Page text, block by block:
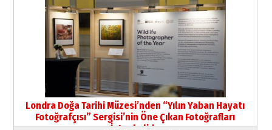
Yıldırım Gündoğdu
HAVVA’NIN ÜÇ KIZI
09 Temmuz 2026 Perşembe
Yusuf POLAT
Şampiyonluk Sebahattin Şirin’e
yazar
11 Mayıs 2026 Pazartesi
Londra Doğa Tarihi Müzesi’nden “Yılın Yaban Hayatı
Fotoğrafçısı” Sergisi’nin Öne Çıkan Fotoğrafları